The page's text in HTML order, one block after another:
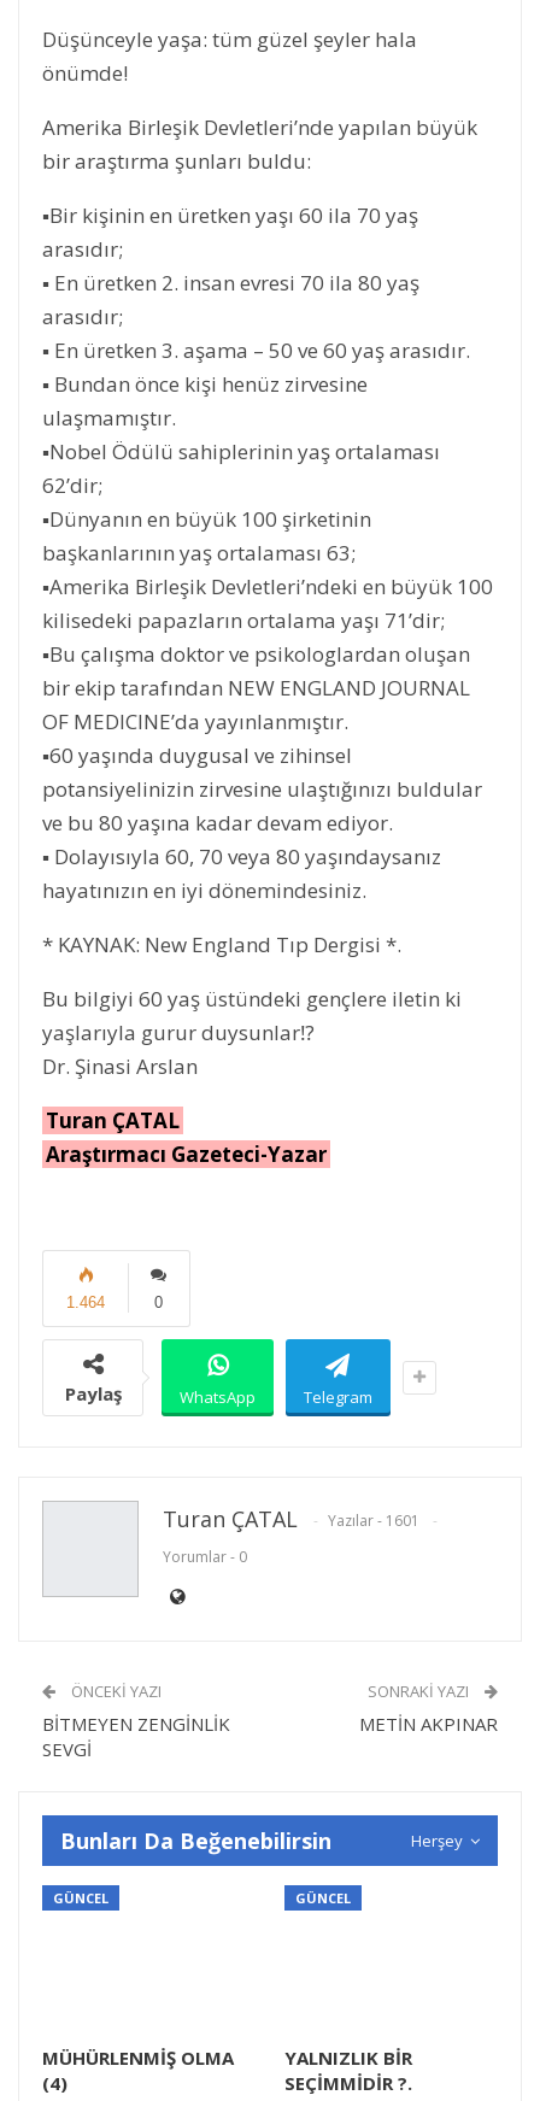
Düşünceyle yaşa: tüm güzel şeyler hala
önümde!
Amerika Birleşik Devletleri’nde yapılan büyük
bir araştırma şunları buldu:
▪Bir kişinin en üretken yaşı 60 ila 70 yaş
arasıdır;
▪ En üretken 2. insan evresi 70 ila 80 yaş
arasıdır;
▪ En üretken 3. aşama – 50 ve 60 yaş arasıdır.
▪ Bundan önce kişi henüz zirvesine
ulaşmamıştır.
▪Nobel Ödülü sahiplerinin yaş ortalaması
62’dir;
▪Dünyanın en büyük 100 şirketinin
başkanlarının yaş ortalaması 63;
▪Amerika Birleşik Devletleri’ndeki en büyük 100
kilisedeki papazların ortalama yaşı 71’dir;
▪Bu çalışma doktor ve psikologlardan oluşan
bir ekip tarafından NEW ENGLAND JOURNAL
OF MEDICINE’da yayınlanmıştır.
▪60 yaşında duygusal ve zihinsel
potansiyelinizin zirvesine ulaştığınızı buldular
ve bu 80 yaşına kadar devam ediyor.
▪ Dolayısıyla 60, 70 veya 80 yaşındaysanız
hayatınızın en iyi dönemindesiniz.
* KAYNAK: New England Tıp Dergisi *.
Bu bilgiyi 60 yaş üstündeki gençlere iletin ki
yaşlarıyla gurur duysunlar⁉
Dr. Şinasi Arslan
Turan ÇATAL
Araştırmacı Gazeteci-Yazar
0
1.464
Paylaş WhatsApp Telegram
Turan ÇATAL
Yazılar - 1601
Yorumlar - 0
ÖNCEKI YAZI
BİTMEYEN ZENGİNLİK
SEVGİ
SONRAKI YAZI
METİN AKPINAR
Herşey
Bunları Da Beğenebilirsin
GÜNCEL
MÜHÜRLENMİŞ OLMA
(4)
GÜNCEL
YALNIZLIK BİR
SEÇİMMİDİR ?.